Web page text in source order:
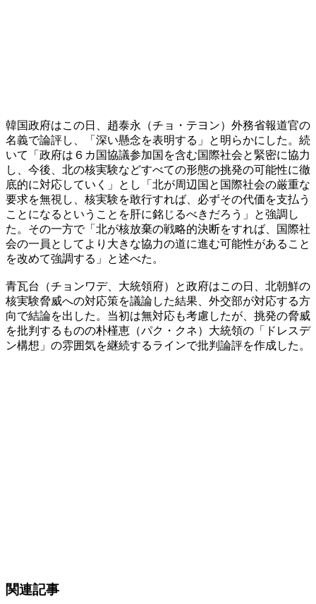
韓国政府はこの日、趙泰永（チョ・テヨン）外務省報道官の
名義で論評し、「深い懸念を表明する」と明らかにした。続
いて「政府は６カ国協議参加国を含む国際社会と緊密に協力
し、今後、北の核実験などすべての形態の挑発の可能性に徹
底的に対応していく」とし「北が周辺国と国際社会の厳重な
要求を無視し、核実験を敢行すれば、必ずその代価を支払う
ことになるということを肝に銘じるべきだろう」と強調し
た。その一方で「北が核放棄の戦略的決断をすれば、国際社
会の一員としてより大きな協力の道に進む可能性があること
を改めて強調する」と述べた。
青瓦台（チョンワデ、大統領府）と政府はこの日、北朝鮮の
核実験脅威への対応策を議論した結果、外交部が対応する方
向で結論を出した。当初は無対応も考慮したが、挑発の脅威
を批判するものの朴槿恵（パク・クネ）大統領の「ドレスデ
ン構想」の雰囲気を継続するラインで批判論評を作成した。
関連記事